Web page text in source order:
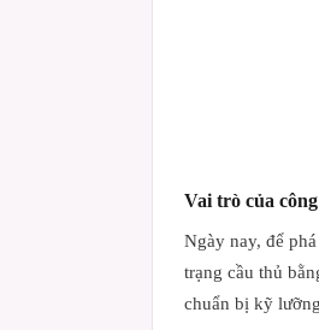
Vai trò của
Ngày nay, để
trạng cầu thủ
chuẩn bị kỹ